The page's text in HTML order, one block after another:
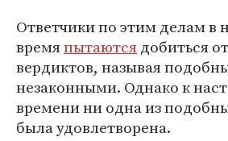
Ответчики по этим делам в
времяпытаютсядобиться
вердиктов, называя
незаконными. Однако к
времени ни одна из
была удовлетворена.